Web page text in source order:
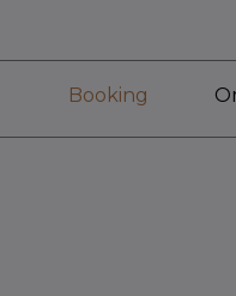
Booking